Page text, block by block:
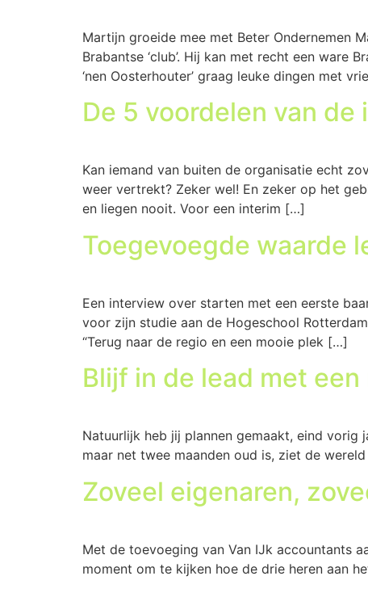
Martijn groeide mee met Beter Ondernemen
Brabantse ‘club’. Hij kan met recht een
‘nen Oosterhouter’ graag leuke dingen met
De 5 voordelen van
Kan iemand van buiten de organisatie echt
weer vertrekt? Zeker wel! En zeker op het
en liegen nooit. Voor een interim […]
Toegevoegde waarde
Een interview over starten met een eerste
voor zijn studie aan de Hogeschool
“Terug naar de regio en een mooie plek […]
Blijf in de lead met
Natuurlijk heb jij plannen gemaakt, eind
maar net twee maanden oud is, ziet de
Zoveel eigenaren,
Met de toevoeging van Van IJk accountants
moment om te kijken hoe de drie heren aan